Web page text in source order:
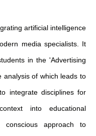
artificial intelligence
media specialists. It
in the 'Advertising
analysis of which leads to
integrate disciplines for
into educational
approach to